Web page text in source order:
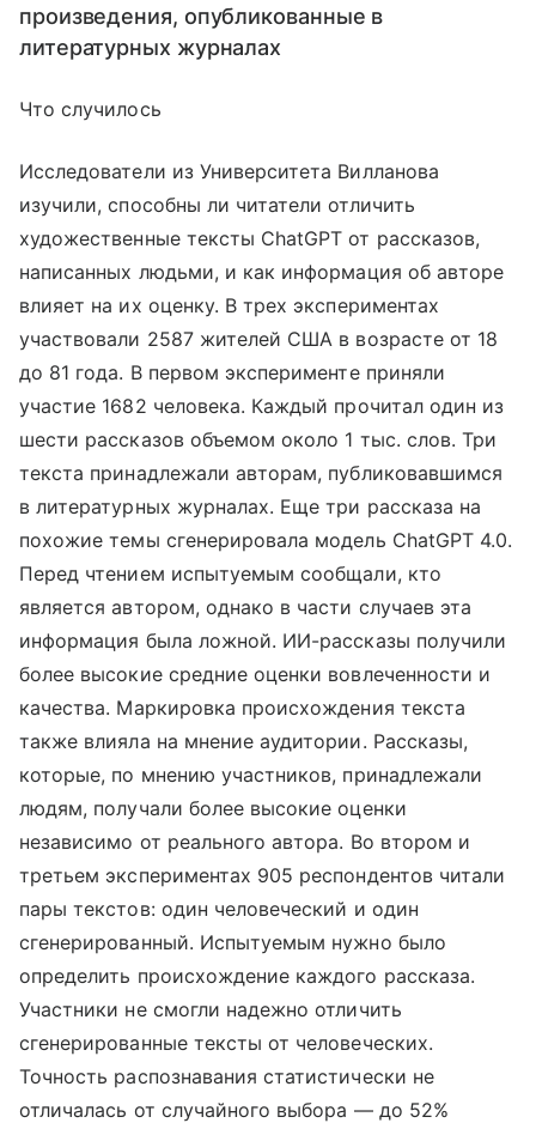
произведения, опубликованные в
литературных журналах
Что случилось
Исследователи из Университета Вилланова
изучили, способны ли читатели отличить
художественные тексты ChatGPT от рассказов,
написанных людьми, и как информация об авторе
влияет на их оценку. В трех экспериментах
участвовали 2587 жителей США в возрасте от 18
до 81 года. В первом эксперименте приняли
участие 1682 человека. Каждый прочитал один из
шести рассказов объемом около 1 тыс. слов. Три
текста принадлежали авторам, публиковавшимся
в литературных журналах. Еще три рассказа на
похожие темы сгенерировала модель ChatGPT 4.0.
Перед чтением испытуемым сообщали, кто
является автором, однако в части случаев эта
информация была ложной. ИИ-рассказы получили
более высокие средние оценки вовлеченности и
качества. Маркировка происхождения текста
также влияла на мнение аудитории. Рассказы,
которые, по мнению участников, принадлежали
людям, получали более высокие оценки
независимо от реального автора. Во втором и
третьем экспериментах 905 респондентов читали
пары текстов: один человеческий и один
сгенерированный. Испытуемым нужно было
определить происхождение каждого рассказа.
Участники не смогли надежно отличить
сгенерированные тексты от человеческих.
Точность распознавания статистически не
отличалась от случайного выбора — до 52%